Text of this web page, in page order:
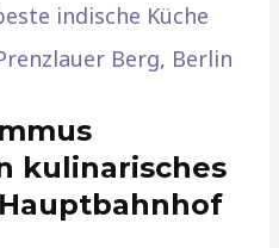
indische Küche
Berg, Berlin
kulinarisches